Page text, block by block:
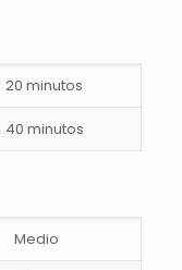
20 minutos
40 minutos
Medio